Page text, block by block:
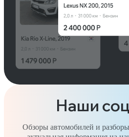
Наши
Обзоры автомобилей и